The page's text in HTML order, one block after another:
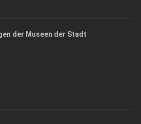
der Museen der Stadt